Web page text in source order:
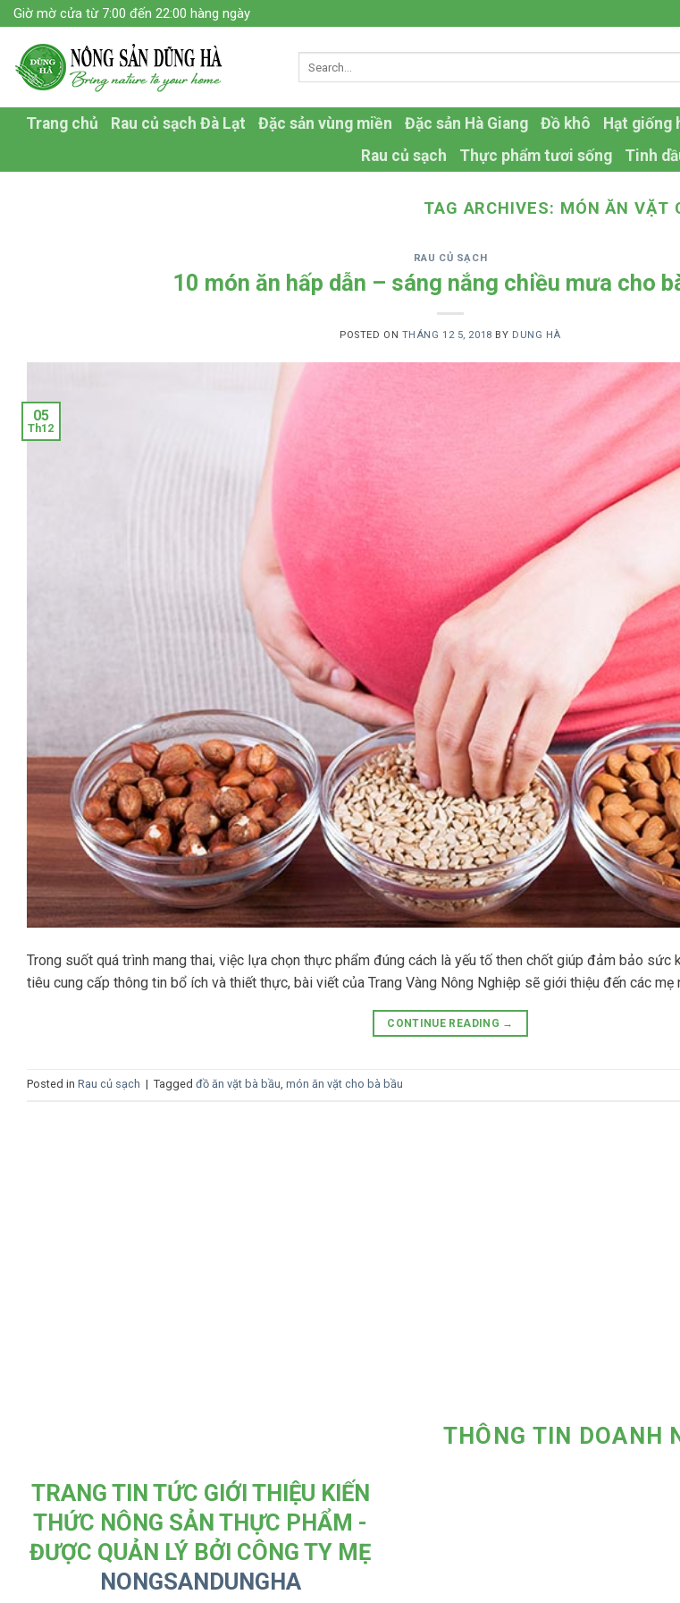
Skip
to
content
Giờ mờ cửa từ 7:00 đến 22:00 hàng ngày
Trang chủ Rau củ sạch Đà Lạt Đặc sản vùng miền Đặc sản Hà Giang Đồ khô Hạt giống
Rau củ sạch
Thực phẩm tươi sống Tinh
TAG ARCHIVES: MÓN ĂN VẶT
RAU CỦ SẠCH
10 món ăn hấp dẫn – sáng nắng chiều mưa cho
POSTED ON THÁNG 12 5, 2018 BY DUNG HÀ
05
Th12
Trong suốt quá trình mang thai, việc lựa chọn thực phẩm đúng cách là yếu tố then chốt giúp đảm bảo sức
tiêu cung cấp thông tin bổ ích và thiết thực, bài viết của Trang Vàng Nông Nghiệp sẽ giới thiệu đến các mẹ
CONTINUE READING →
Posted in Rau củ sạch | Tagged đồ ăn vặt bà bầu, món ăn vặt cho bà bầu
THÔNG TIN DOANH
TRANG TIN TỨC GIỚI THIỆU KIẾN
THỨC NÔNG SẢN THỰC PHẨM -
ĐƯỢC QUẢN LÝ BỞI CÔNG TY MẸ
NONGSANDUNGHA